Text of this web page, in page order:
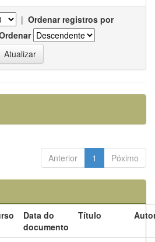
| Ordenar registros por
Anterior 1 Póximo
Data do
documento
Título